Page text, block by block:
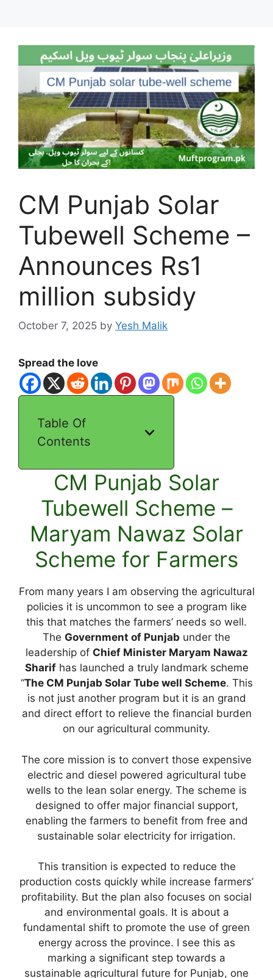
CM Punjab Solar
Tubewell Scheme –
Announces Rs1
million subsidy
October 7, 2025 by Yesh Malik
Spread the love
Table Of
Contents
CM Punjab Solar
Tubewell Scheme –
Maryam Nawaz Solar
Scheme for Farmers
From many years I am observing the agricultural
policies it is uncommon to see a program like
this that matches the farmers’ needs so well.
The Government of Punjab under the
leadership of Chief Minister Maryam Nawaz
Sharifhas launched a truly landmark scheme
“The CM Punjab Solar Tube well Scheme. This
is not just another program but it is an grand
and direct effort to relieve the financial burden
on our agricultural community.
The core mission is to convert those expensive
electric and diesel powered agricultural tube
wells to the lean solar energy. The scheme is
designed to offer major financial support,
enabling the farmers to benefit from free and
sustainable solar electricity for irrigation.
This transition is expected to reduce the
production costs quickly while increase farmers’
profitability. But the plan also focuses on social
and environmental goals. It is about a
fundamental shift to promote the use of green
energy across the province. I see this as
marking a significant step towards a
sustainable agricultural future for Punjab, one